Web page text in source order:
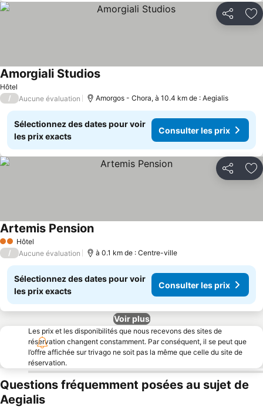
Partager
Hôtel
Amorgiali Studios
/ Aucune évaluation Amorgos - Chora, à 10.4 km de : Aegialis
Sélectionnez des dates pour voir
les prix exacts
Consulter les prix
Partager
2 Étoiles
Hôtel
Artemis Pension
/ Aucune évaluation à 0.1 km de : Centre-ville
Sélectionnez des dates pour voir
les prix exacts
Consulter les prix
Voir plus
Les prix et les disponibilités que nous recevons des sites de
réservation changent constamment. Par conséquent, il se peut que
l’offre affichée sur trivago ne soit pas la même que celle du site de
réservation.
Questions fréquemment posées au sujet de
Aegialis